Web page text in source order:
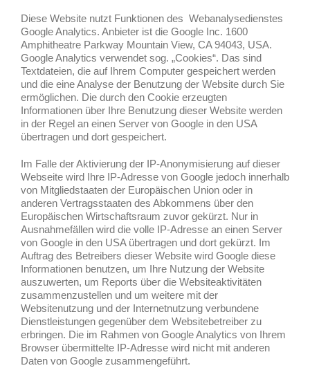
Diese Website nutzt Funktionen des Webanalysedienstes
Google Analytics. Anbieter ist die Google Inc. 1600
Amphitheatre Parkway Mountain View, CA 94043, USA.
Google Analytics verwendet sog. „Cookies“. Das sind
Textdateien, die auf Ihrem Computer gespeichert werden
und die eine Analyse der Benutzung der Website durch Sie
ermöglichen. Die durch den Cookie erzeugten
Informationen über Ihre Benutzung dieser Website werden
in der Regel an einen Server von Google in den USA
übertragen und dort gespeichert.
Im Falle der Aktivierung der IP-Anonymisierung auf dieser
Webseite wird Ihre IP-Adresse von Google jedoch innerhalb
von Mitgliedstaaten der Europäischen Union oder in
anderen Vertragsstaaten des Abkommens über den
Europäischen Wirtschaftsraum zuvor gekürzt. Nur in
Ausnahmefällen wird die volle IP-Adresse an einen Server
von Google in den USA übertragen und dort gekürzt. Im
Auftrag des Betreibers dieser Website wird Google diese
Informationen benutzen, um Ihre Nutzung der Website
auszuwerten, um Reports über die Websiteaktivitäten
zusammenzustellen und um weitere mit der
Websitenutzung und der Internetnutzung verbundene
Dienstleistungen gegenüber dem Websitebetreiber zu
erbringen. Die im Rahmen von Google Analytics von Ihrem
Browser übermittelte IP-Adresse wird nicht mit anderen
Daten von Google zusammengeführt.